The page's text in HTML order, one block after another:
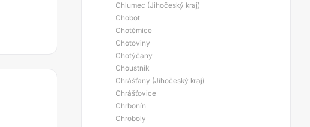
Chlumec (Jihočeský kraj)
Chobot
Chotěmice
Chotoviny
Chotýčany
Choustník
Chrášťany (Jihočeský kraj)
Chrášťovice
Chrbonín
Chroboly